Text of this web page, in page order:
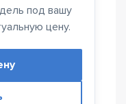
под вашу
цену.